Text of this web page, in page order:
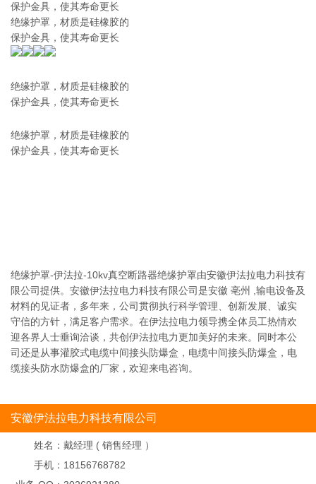
保护金具，使其寿命更长
绝缘护罩，材质是硅橡胶的
保护金具，使其寿命更长
绝缘护罩，材质是硅橡胶的
保护金具，使其寿命更长
绝缘护罩，材质是硅橡胶的
保护金具，使其寿命更长
绝缘护罩-伊法拉-10kv真空断路器绝缘护罩由安徽伊法拉电力科技有
限公司提供。安徽伊法拉电力科技有限公司是安徽 亳州 ,输电设备及
材料的见证者，多年来，公司贯彻执行科学管理、创新发展、诚实
守信的方针，满足客户需求。在伊法拉电力领导携全体员工热情欢
迎各界人士垂询洽谈，共创伊法拉电力更加美好的未来。同时本公
司还是从事灌胶式电缆中间接头防爆盒，电缆中间接头防爆盒，电
缆接头防水防爆盒的厂家，欢迎来电咨询。
安徽伊法拉电力科技有限公司
姓名： 戴经理 ( 销售经理 ）
手机： 18156768782